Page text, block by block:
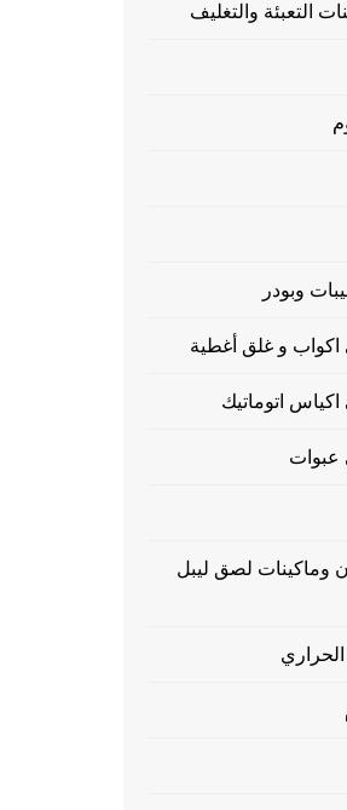
التعبئة والتغليف
وبودر
اكواب و غلق أغطية
اتوماتيك
عبوات
وماكينات لصق ليبل